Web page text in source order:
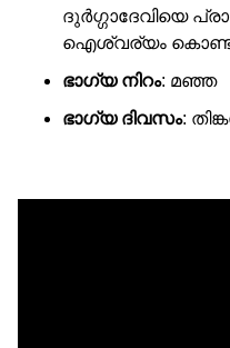
ദുർഗ്ഗാദേവിയെ
ഐശ്വര്യം
ഭാഗ്യ നിറം: മഞ്ഞ
ഭാഗ്യ ദിവസം: